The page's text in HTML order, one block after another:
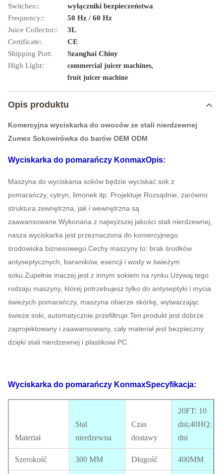
Switches::
wyłączniki bezpieczeństwa
Frequency::
50 Hz / 60 Hz
Juice Collector::
3L
Certificate:
CE
Shipping Port:
Szanghai Chiny
High Light:
commercial juicer machines,
fruit juicer machine
Opis produktu
Komercyjna wyciskarka do owoców ze stali nierdzewnej
Zumex Sokowirówka do barów OEM ODM
Wyciskarka do pomarańczy KonmaxOpis:
Maszyna do wyciskania soków będzie wyciskać sok z
pomarańczy, cytryn, limonek itp. Projektuje Rozsądnie, zarówno
struktura zewnętrzna, jak i wewnętrzna są
zaawansowane.Wykonana z najwyższej jakości stali nierdzewnej,
nasza wyciskarka jest przeznaczona do komercyjnego
środowiska biznesowego.Cechy maszyny to: brak środków
antyseptycznych, barwników, esencji i wody w świeżym
soku.Zupełnie inaczej jest z innym sokiem na rynku.Używaj tego
rodzaju maszyny, której potrzebujesz tylko do antyseptyki i mycia
świeżych pomarańczy, maszyna obierze skórkę, wytwarzając
świeże soki, automatycznie przefiltruje.Ten produkt jest dobrze
zaprojektowany i zaawansowany, cały materiał jest bezpieczny
dzięki stali nierdzewnej i plastikowi PC.
Wyciskarka do pomarańczy KonmaxSpecyfikacja:
Materiał
Stal
nierdzewna
Czas
dostawy
20FT: 10
dni;40HQ: 15
dni
Szerokość 300 MM Długość 400MM